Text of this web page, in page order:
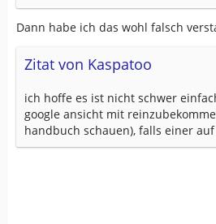
Dann habe ich das wohl falsch
Zitat von Kaspatoo
ich hoffe es ist nicht schwer
google ansicht mit
handbuch schauen), falls einer